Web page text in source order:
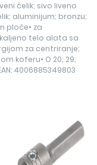
čelik; sivo liveno
aluminijum; bronzu;
ploče• za
telo alata sa
za centriranje;
koferu• O 20; 29;
4006885349803